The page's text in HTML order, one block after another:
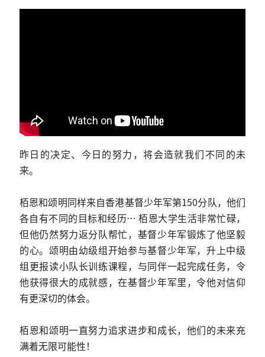
昨日的决定、今日的努力，将会造就我们不同的未
来。
栢恩和颂明同样来自香港基督少年军第150分队，他们
各自有不同的目标和经历… 栢恩大学生活非常忙碌，
但他仍然努力返分队帮忙，基督少年军锻炼了他坚毅
的心。颂明由幼级组开始参与基督少年军，升上中级
组更报读小队长训练课程，与同伴一起完成任务，令
他获得很大的成就感，在基督少年军里，令他对信仰
有更深切的体会。
栢恩和颂明一直努力追求进步和成长，他们的未来充
满着无限可能性！